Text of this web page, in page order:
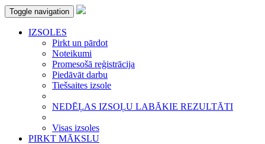
Toggle navigation
IZSOLES
Pirkt un pārdot
Noteikumi
Promesošā reģistrācija
Piedāvāt darbu
Tiešsaites izsole
NEDĒĻAS IZSOĻU LABĀKIE REZULTĀTI
Visas izsoles
PIRKT MĀKSLU